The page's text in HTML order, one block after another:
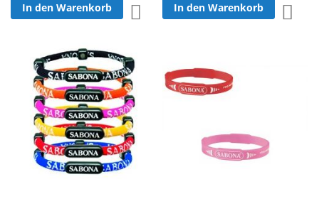
In den Warenkorb
Zur Wunschliste hinzufügen
In den Warenkorb